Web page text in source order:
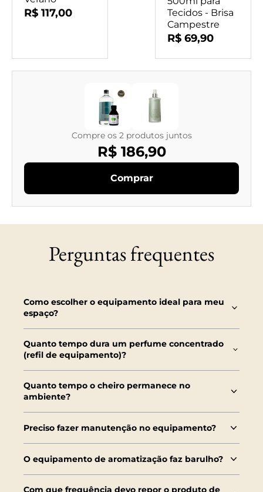
R$ 117,00
Tecidos - Brisa
Campestre
R$ 69,90
Compre os 2 produtos juntos
R$ 186,90
Comprar
Perguntas frequentes
Como escolher o equipamento ideal para meu
espaço?
Quanto tempo dura um perfume concentrado
(refil de equipamento)?
Quanto tempo o cheiro permanece no
ambiente?
Preciso fazer manutenção no equipamento?
O equipamento de aromatização faz barulho?
Com que frequência devo repor o produto de